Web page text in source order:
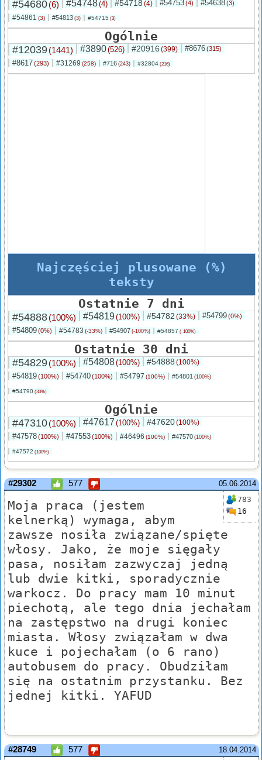
#54680(6) #54748(4) #54718 (4) #54753(4) #54638(3)
#54861 (3) #54813 (3) #54715 (3)
Ogólnie
#12039(1441) #3890(526) #20916 (399) #8676(315)
#8617(293) #31269 (258) #716 (243) #32804 (216)
Najczęściej plusowane (%)
teksty
Ostatnie 7 dni
#54888(100%) #54819(100%) #54782 (33%) #54799(0%)
#54809(0%) #54783 (-33%) #54907 (-100%) #54857 (-100%)
Ostatnie 30 dni
#54829(100%) #54808(100%) #54888 (100%)
#54819(100%) #54740(100%) #54797 (100%) #54801 (100%)
#54790 (33%)
Ogólnie
#47310(100%) #47617 (100%) #47620(100%)
#47578(100%) #47553(100%) #46496 (100%) #47570 (100%)
#47572 (100%)
05.06.2014
#29302 577
783
16
Moja praca (jestem
kelnerką) wymaga, abym
zawsze nosiła związane/spięte
włosy. Jako, że moje sięgały
pasa, nosiłam zazwyczaj jedną
lub dwie kitki, sporadycznie
warkocz. Do pracy mam 10 minut
piechotą, ale tego dnia jechałam
na zastępstwo na drugi koniec
miasta. Włosy związałam w dwa
kuce i pojechałam (o 6 rano)
autobusem do pracy. Obudziłam
się na ostatnim przystanku. Bez
jednej kitki. YAFUD
18.04.2014
#28749 577